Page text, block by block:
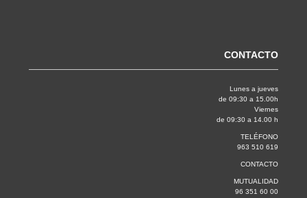
CONTACTO
Lunes a jueves
de 09:30 a 15.00h
Viernes
de 09:30 a 14.00 h
TELÉFONO
963 510 619
CONTACTO
MUTUALIDAD
96 351 60 00